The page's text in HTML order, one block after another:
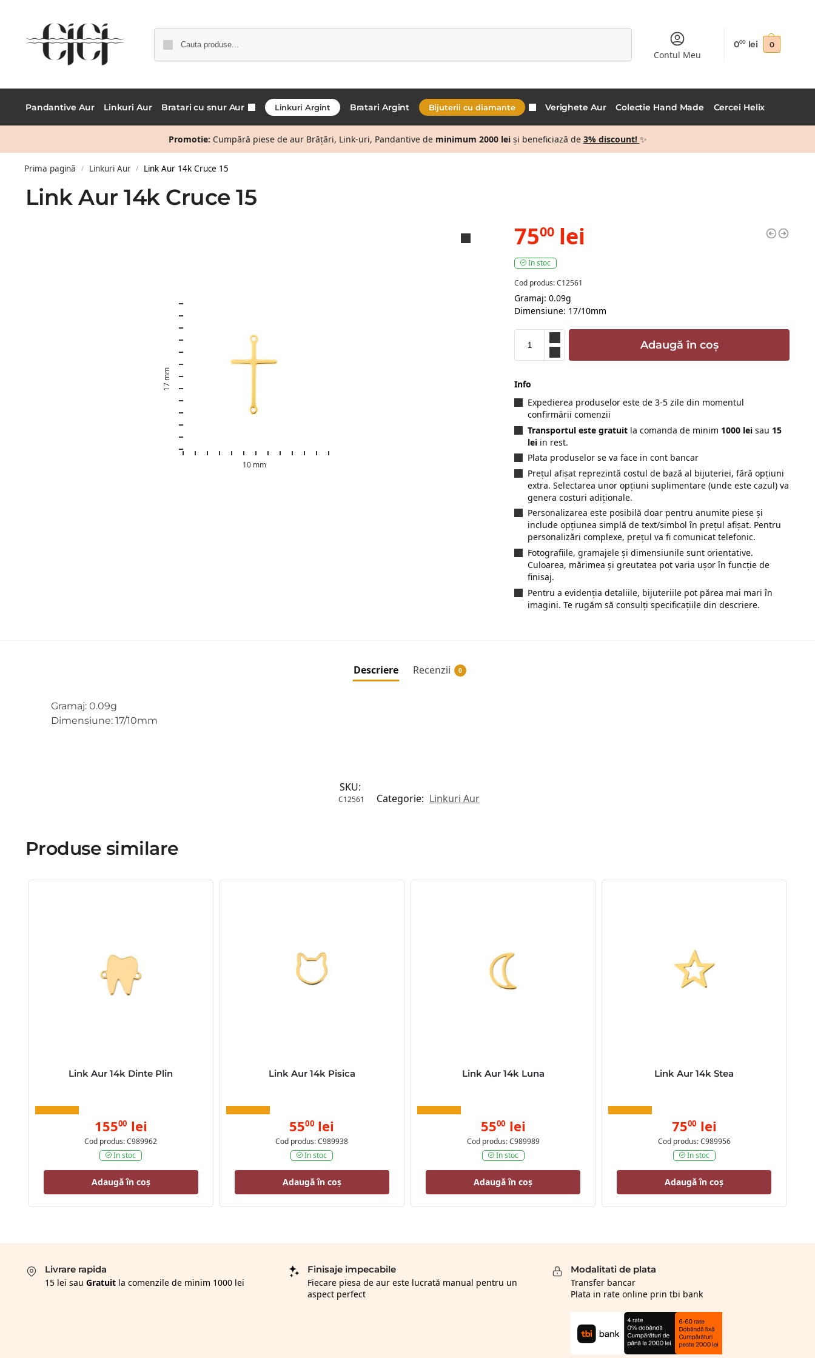
Caută
Contul Meu
000 lei 0
Pandantive Aur Linkuri Aur Bratari cu snur Aur Linkuri Argint Bratari Argint Bijuterii cu diamante Verighete Aur Colectie Hand Made Cercei Helix
Promotie: Cumpără piese de aur Brățări, Link-uri, Pandantive de minimum 2000 leiși beneficiază de 3% discount! ✨
Prima pagină / Linkuri Aur / Link Aur 14k Cruce 15
Link Aur 14k Cruce 15
17 mm
10 mm
7500 lei
In stoc
Cod produs: C12561
Gramaj: 0.09g
Dimensiune: 17/10mm
Adaugă în coș
Info
Expedierea produselor este de 3-5 zile din momentul
confirmării comenzii
Transportul este gratuit la comanda de minim 1000 lei sau 15
lei in rest.
Plata produselor se va face in cont bancar
Prețul afișat reprezintă costul de bază al bijuteriei, fără opțiuni
extra. Selectarea unor opțiuni suplimentare (unde este cazul) va
genera costuri adiționale.
Personalizarea este posibilă doar pentru anumite piese și
include opțiunea simplă de text/simbol în prețul afișat. Pentru
personalizări complexe, prețul va fi comunicat telefonic.
Fotografiile, gramajele și dimensiunile sunt orientative.
Culoarea, mărimea și greutatea pot varia ușor în funcție de
finisaj.
Pentru a evidenția detaliile, bijuteriile pot părea mai mari în
imagini. Te rugăm să consulți specificațiile din descriere.
Descriere Recenzii 0
Gramaj: 0.09g
Dimensiune: 17/10mm
SKU:
C12561 Categorie: Linkuri Aur
Produse similare
Link Aur 14k Dinte Plin
15500 lei
Cod produs: C989962
In stoc
Adaugă în coș
Link Aur 14k Pisica
5500 lei
Cod produs: C989938
In stoc
Adaugă în coș
Link Aur 14k Luna
5500 lei
Cod produs: C989989
In stoc
Adaugă în coș
Link Aur 14k Stea
7500 lei
Cod produs: C989956
In stoc
Adaugă în coș
Livrare rapida
15 lei sau Gratuitla comenzile de minim 1000 lei
Finisaje impecabile
Fiecare piesa de aur este lucrată manual pentru un
aspect perfect
Modalitati de plata
Transfer bancar
Plata in rate online prin tbi bank